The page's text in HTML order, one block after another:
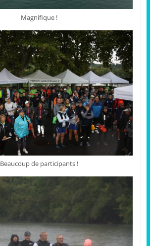
Magnifique !
Beaucoup de participants !